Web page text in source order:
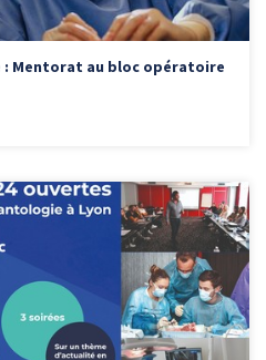
: Mentorat au bloc opératoire